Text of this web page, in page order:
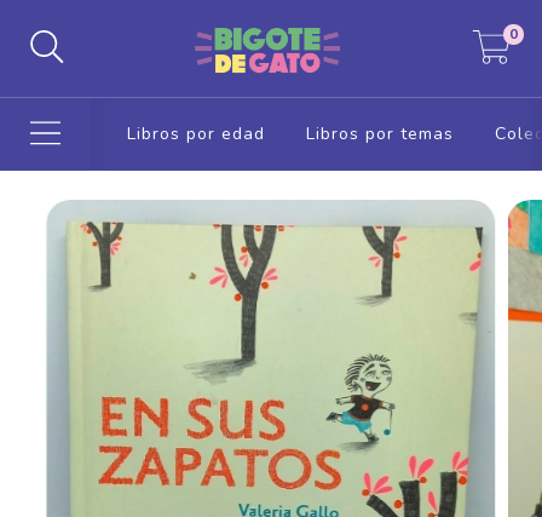
0
Libros por edad Libros por temas